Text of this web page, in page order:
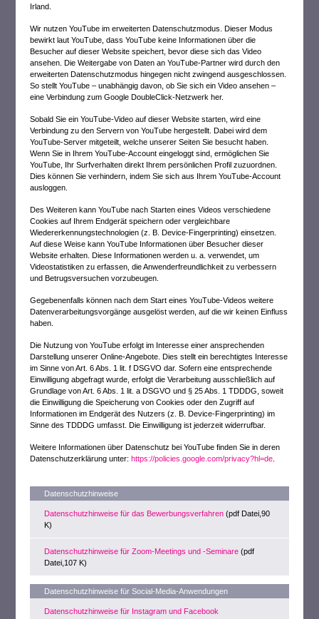
Irland.
Wir nutzen YouTube im erweiterten Datenschutzmodus. Dieser Modus
bewirkt laut YouTube, dass YouTube keine Informationen über die
Besucher auf dieser Website speichert, bevor diese sich das Video
ansehen. Die Weitergabe von Daten an YouTube-Partner wird durch den
erweiterten Datenschutzmodus hingegen nicht zwingend ausgeschlossen.
So stellt YouTube – unabhängig davon, ob Sie sich ein Video ansehen –
eine Verbindung zum Google DoubleClick-Netzwerk her.
Sobald Sie ein YouTube-Video auf dieser Website starten, wird eine
Verbindung zu den Servern von YouTube hergestellt. Dabei wird dem
YouTube-Server mitgeteilt, welche unserer Seiten Sie besucht haben.
Wenn Sie in Ihrem YouTube-Account eingeloggt sind, ermöglichen Sie
YouTube, Ihr Surfverhalten direkt Ihrem persönlichen Profil zuzuordnen.
Dies können Sie verhindern, indem Sie sich aus Ihrem YouTube-Account
ausloggen.
Des Weiteren kann YouTube nach Starten eines Videos verschiedene
Cookies auf Ihrem Endgerät speichern oder vergleichbare
Wiedererkennungstechnologien (z. B. Device-Fingerprinting) einsetzen.
Auf diese Weise kann YouTube Informationen über Besucher dieser
Website erhalten. Diese Informationen werden u. a. verwendet, um
Videostatistiken zu erfassen, die Anwenderfreundlichkeit zu verbessern
und Betrugsversuchen vorzubeugen.
Gegebenenfalls können nach dem Start eines YouTube-Videos weitere
Datenverarbeitungsvorgänge ausgelöst werden, auf die wir keinen Einfluss
haben.
Die Nutzung von YouTube erfolgt im Interesse einer ansprechenden
Darstellung unserer Online-Angebote. Dies stellt ein berechtigtes Interesse
im Sinne von Art. 6 Abs. 1 lit. f DSGVO dar. Sofern eine entsprechende
Einwilligung abgefragt wurde, erfolgt die Verarbeitung ausschließlich auf
Grundlage von Art. 6 Abs. 1 lit. a DSGVO und § 25 Abs. 1 TDDDG, soweit
die Einwilligung die Speicherung von Cookies oder den Zugriff auf
Informationen im Endgerät des Nutzers (z. B. Device-Fingerprinting) im
Sinne des TDDDG umfasst. Die Einwilligung ist jederzeit widerrufbar.
Weitere Informationen über Datenschutz bei YouTube finden Sie in deren
Datenschutzerklärung unter:https://policies.google.com/privacy?hl=de
Datenschutzhinweise
Datenschutzhinweise für das Bewerbungsverfahren (pdf Datei,90
K)
Datenschutzhinweise für Zoom-Meetings und -Seminare (pdf
Datei,107 K)
Datenschutzhinweise für Social-Media-Anwendungen
Datenschutzhinweise für Instagram und Facebook